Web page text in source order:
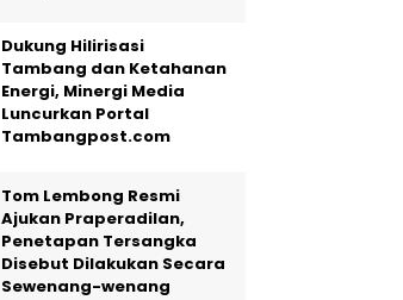
Dukung Hilirisasi
Tambang dan Ketahanan
Energi, Minergi Media
Luncurkan Portal
Tambangpost.com
Tom Lembong Resmi
Ajukan Praperadilan,
Penetapan Tersangka
Disebut Dilakukan Secara
Sewenang-wenang